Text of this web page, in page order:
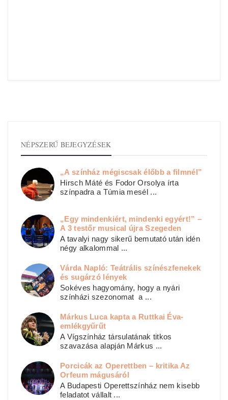
NÉPSZERŰ BEJEGYZÉSEK
„A színház mégiscsak élőbb a filmnél”
Hirsch Máté és Fodor Orsolya írta
színpadra a Túmia mesél ...
„Egy mindenkiért, mindenki egyért!” –
A 3 testőr musical újra Szegeden
A tavalyi nagy sikerű bemutató után idén
négy alkalommal ...
Várda Napló: Teátrális színészfenekek
és sugárzó lények
Sokéves hagyomány, hogy a nyári
színházi szezonomat a ...
Márkus Luca kapta a Ruttkai Éva-
emlékgyűrűt
A Vígszínház társulatának titkos
szavazása alapján Márkus ...
Porcicák az Operettben – kritika Az
Orfeum mágusáról
A Budapesti Operettszínház nem kisebb
feladatot vállalt ...